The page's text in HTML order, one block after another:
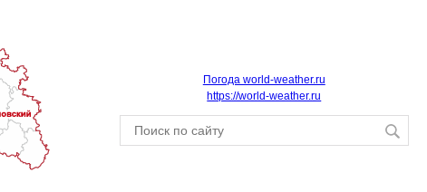
Погода world-weather.ru
https://world-weather.ru